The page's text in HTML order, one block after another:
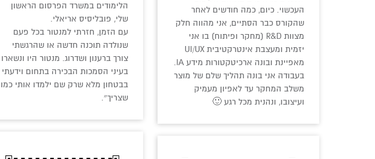
הלימודים במשרד הפרסום הראשון
שלי, פובליסיס אריאלי.
עם הזמן, חזרתי למנטור בכל פעם
שנולדה תוכנה חדשה או שהרגשתי
צורך ברענון ושדרוג. מנטור היו ונשארו
בעיני הסמכות הבכירה בתחום וידעתי
בבטחון מלא שרק שם ילמדו אותי כמו
שצריך״.
העכשוי. כיום, כמה חודשים לאחר
שהקורס כבר הסתיים, אני מהווה חלק
מצוות R&D (מחקר ופיתוח) בו אני
יזמית ומעצבת אינטרקטיבית UI/UX
מאפיינת ובונה ארכיטקטורות מידע IA.
בעבודה אני בונה תהליך שלם של מוצר
משלב המחקר עד לאפיון מעמיק
ועיצובו, ונהנית מכל רגע 🙂